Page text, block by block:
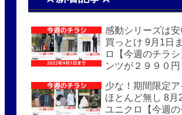
感動シリーズは安
買っとけ 9月1日
ロ【今週のチラ
ンツが２９９０円
少な！期間限定
ほとんど無し 8月
ユニクロ【今週の